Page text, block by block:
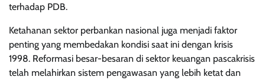
terhadap PDB.
Ketahanan sektor perbankan nasional juga menjadi faktor
penting yang membedakan kondisi saat ini dengan krisis
1998. Reformasi besar-besaran di sektor keuangan pascakrisis
telah melahirkan sistem pengawasan yang lebih ketat dan